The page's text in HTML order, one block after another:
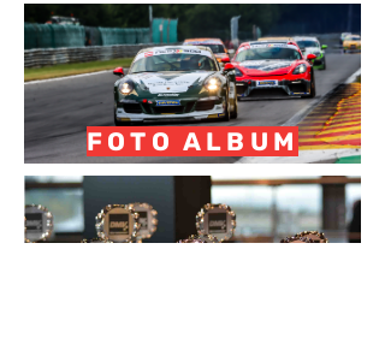
FOTO ALBUM